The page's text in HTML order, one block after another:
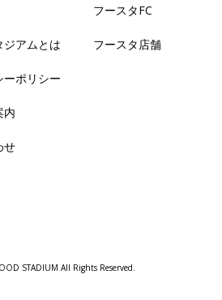
ジアムとは
ーポリシー
内
せ
フースタFC
フースタ店舗
STADIUM All Rights Reserved.